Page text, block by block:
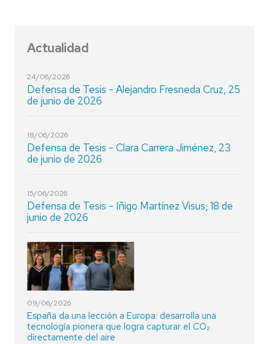
Actualidad
24/06/2026
Defensa de Tesis - Alejandro Fresneda Cruz, 25
de junio de 2026
18/06/2026
Defensa de Tesis - Clara Carrera Jiménez, 23
de junio de 2026
15/06/2026
Defensa de Tesis - Iñigo Martínez Visus, 18 de
junio de 2026
09/06/2026
España da una lección a Europa: desarrolla una
tecnología pionera que logra capturar el CO₂
directamente del aire